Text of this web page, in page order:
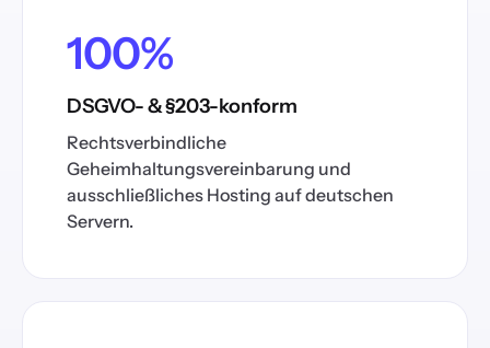
100%
DSGVO- & §203-konform
Rechtsverbindliche
Geheimhaltungsvereinbarung und
ausschließliches Hosting auf deutschen
Servern.